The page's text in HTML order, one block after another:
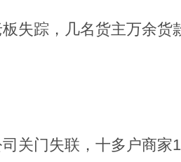
失踪，几名货主万余货
关门失联，十多户商家